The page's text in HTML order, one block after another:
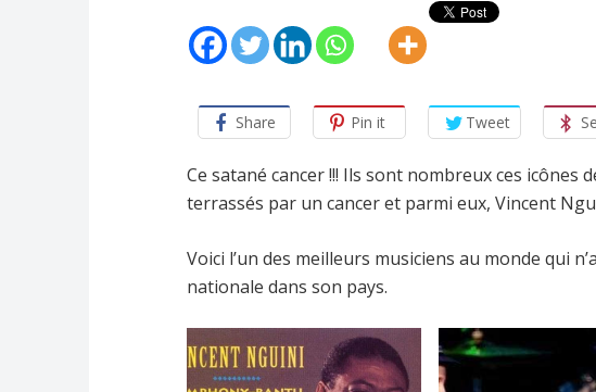
Share Pin it Tweet
Ce satané cancer !!! Ils sont nombreux ces icônes
terrassés par un cancer et parmi eux, Vincent
Voici l’un des meilleurs musiciens au monde qui
nationale dans son pays.